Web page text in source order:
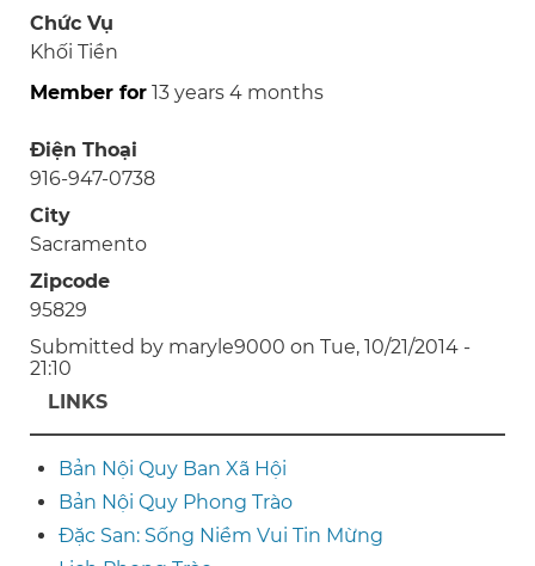
LINKS
Bản Nội Quy Ban Xã Hội
Bản Nội Quy Phong Trào
Đặc San: Sống Niềm Vui Tin Mừng
Chức Vụ
Khối Tiền
Member for 13 years 4 months
Điện Thoại
916-947-0738
City
Sacramento
Zipcode
95829
Submitted by maryle9000 on Tue, 10/21/2014 -
21:10